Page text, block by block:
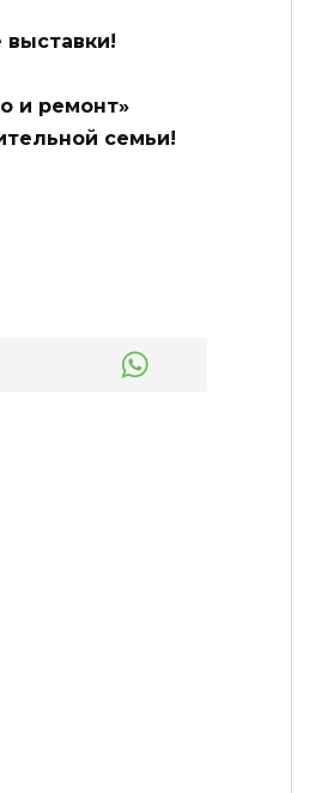
выставки!
и ремонт»
семьи!